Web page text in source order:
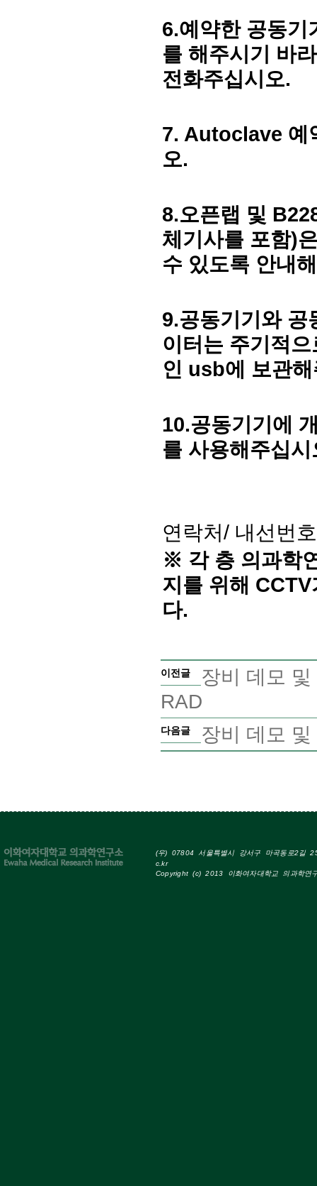
6.예약한 공동기
를 해주시기 바
전화주십시오.
7. Autoclave 예
오.
8.오픈랩 및
체기사를 포함)
수 있도록 안내
9.공동기기와
이터는 주기적
인 usb에 보관
10.공동기기에
를 사용해주십시
연락처/ 내선번호
※ 각 층 의과학
지를 위해 CCTV
다.
이전글
장비 데모
RAD
다음글 장비 데모
(우) 07804 서울특별시 강서구 마곡동로2길
c.kr
Copyright (c) 2013 이화여자대학교 의과학연